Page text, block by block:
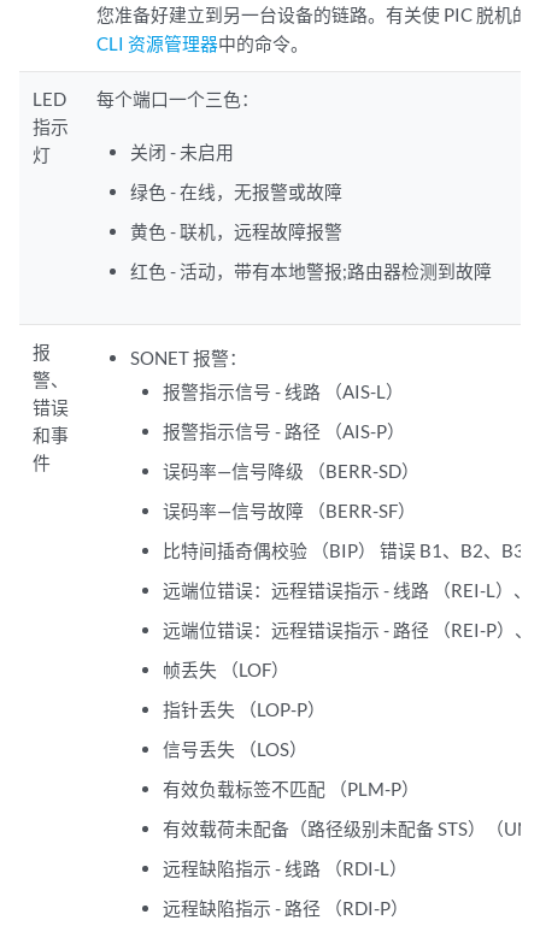
您准备好建立到另一台设备的链路。有关使 PIC 脱机
CLI 资源管理器中的命令。
LED
指示
灯
每个端口一个三色：
关闭 - 未启用
绿色 - 在线，无报警或故障
黄色 - 联机，远程故障报警
红色 - 活动，带有本地警报;路由器检测到故障
报
警、
错误
和事
件
SONET 报警：
报警指示信号 - 线路 （AIS-L）
报警指示信号 - 路径 （AIS-P）
误码率—信号降级 （BERR-SD）
误码率—信号故障 （BERR-SF）
比特间插奇偶校验 （BIP） 错误 B1、B2、B3
远端位错误：远程错误指示 - 线路 （REI-L）、
远端位错误：远程错误指示 - 路径 （REI-P）
帧丢失 （LOF）
指针丢失 （LOP-P）
信号丢失 （LOS）
有效负载标签不匹配 （PLM-P）
有效载荷未配备（路径级别未配备 STS）（
远程缺陷指示 - 线路 （RDI-L）
远程缺陷指示 - 路径 （RDI-P）